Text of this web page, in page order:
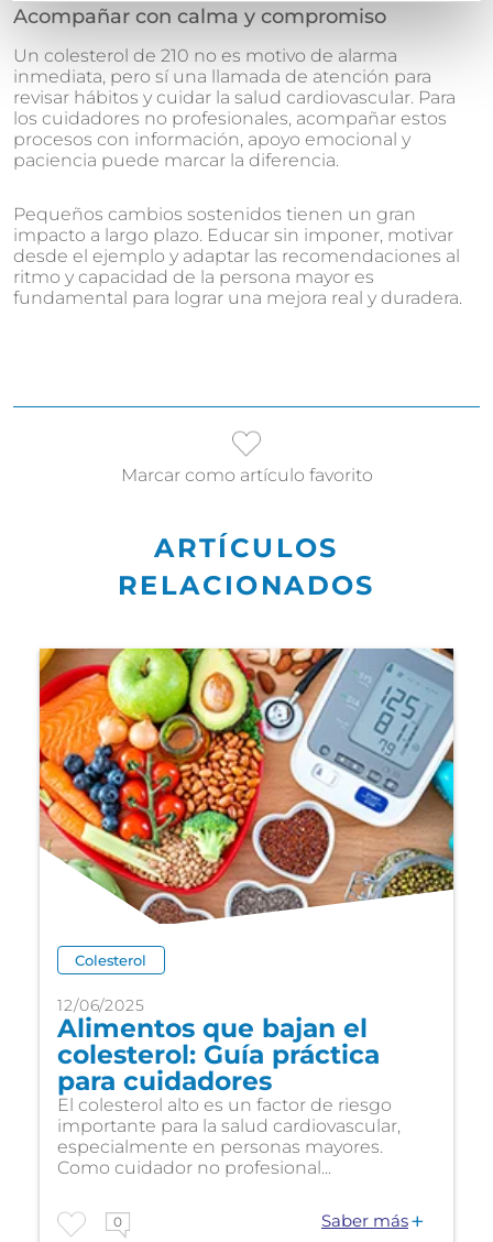
Acompañar con calma y compromiso
Un colesterol de 210 no es motivo de alarma
inmediata, pero sí una llamada de atención para
revisar hábitos y cuidar la salud cardiovascular. Para
los cuidadores no profesionales, acompañar estos
procesos con información, apoyo emocional y
paciencia puede marcar la diferencia.
Pequeños cambios sostenidos tienen un gran
impacto a largo plazo. Educar sin imponer, motivar
desde el ejemplo y adaptar las recomendaciones al
ritmo y capacidad de la persona mayor es
fundamental para lograr una mejora real y duradera.
Marcar como artículo favorito
ARTÍCULOS
RELACIONADOS
Colesterol
12/06/2025
Alimentos que bajan el
colesterol: Guía práctica
para cuidadores
El colesterol alto es un factor de riesgo
importante para la salud cardiovascular,
especialmente en personas mayores.
Como cuidador no profesional...
0 Saber más